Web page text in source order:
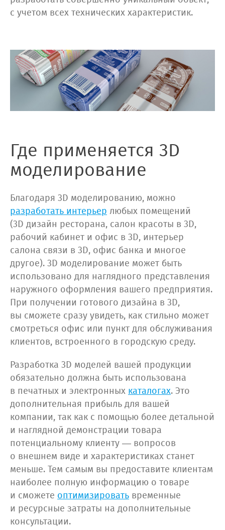
с учетом всех технических характеристик.
Где применяется 3D
моделирование
Благодаря 3D моделированию, можно
разработать интерьер любых помещений
(3D дизайн ресторана, салон красоты в 3D,
рабочий кабинет и офис в 3D, интерьер
салона связи в 3D, офис банка и многое
другое). 3D моделирование может быть
использовано для наглядного представления
наружного оформления вашего предприятия.
При получении готового дизайна в 3D,
вы сможете сразу увидеть, как стильно может
смотреться офис или пункт для обслуживания
клиентов, встроенного в городскую среду.
Разработка 3D моделей вашей продукции
обязательно должна быть использована
в печатных и электронныхкаталогах. Это
дополнительная прибыль для вашей
компании, так как с помощью более детальной
и наглядной демонстрации товара
потенциальному клиенту — вопросов
о внешнем виде и характеристиках станет
меньше. Тем самым вы предоставите клиентам
наиболее полную информацию о товаре
и сможете оптимизировать временные
и ресурсные затраты на дополнительные
консультации.